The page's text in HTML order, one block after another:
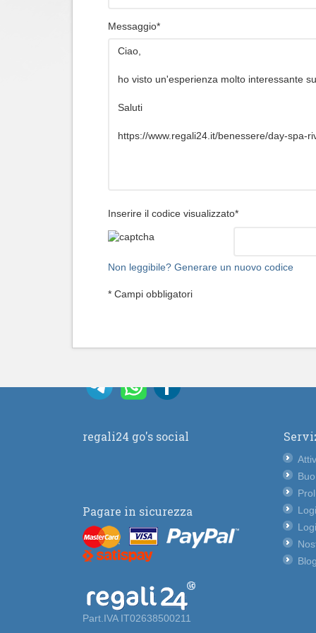
Messaggio*
Inserire il codice visualizzato*
Non leggibile? Generare un nuovo codice
* Campi obbligatori
regali24 go's social
Pagare in sicurezza
Part.IVA IT02638500211